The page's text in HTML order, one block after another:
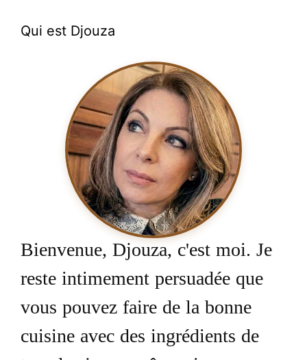
Qui est Djouza
Bienvenue, Djouza, c'est moi. Je
reste intimement persuadée que
vous pouvez faire de la bonne
cuisine avec des ingrédients de